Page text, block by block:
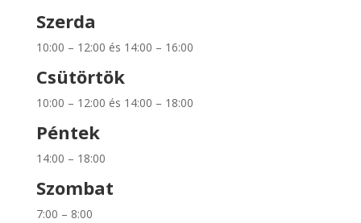
Szerda
10:00 – 12:00 és 14:00 – 16:00
Csütörtök
10:00 – 12:00 és 14:00 – 18:00
Péntek
14:00 – 18:00
Szombat
7:00 – 8:00